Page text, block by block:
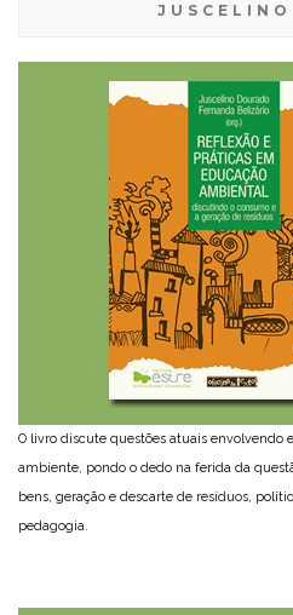
O livro discute questões atuais envolvendo
ambiente, pondo o dedo na ferida da
bens, geração e descarte de resíduos,
pedagogia.